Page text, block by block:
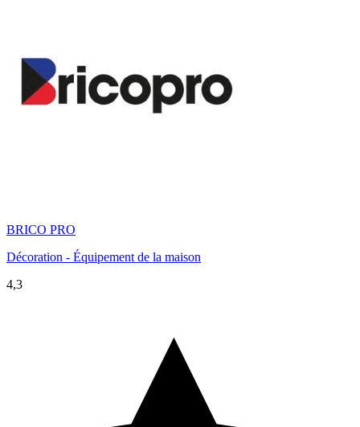
BRICO PRO
Décoration - Équipement de la maison
4,3